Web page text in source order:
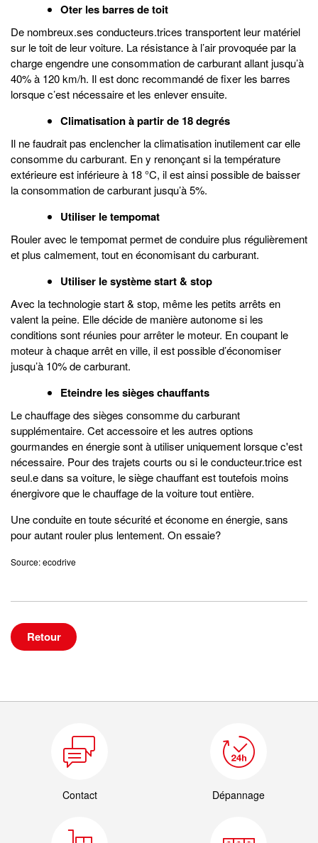
Oter les barres de toit
De nombreux.ses conducteurs.trices transportent leur matériel
sur le toit de leur voiture. La résistance à l’air provoquée par la
charge engendre une consommation de carburant allant jusqu’à
40% à 120 km/h. Il est donc recommandé de fixer les barres
lorsque c’est nécessaire et les enlever ensuite.
Climatisation à partir de 18 degrés
Il ne faudrait pas enclencher la climatisation inutilement car elle
consomme du carburant. En y renonçant si la température
extérieure est inférieure à 18 °C, il est ainsi possible de baisser
la consommation de carburant jusqu’à 5%.
Utiliser le tempomat
Rouler avec le tempomat permet de conduire plus régulièrement
et plus calmement, tout en économisant du carburant.
Utiliser le système start & stop
Avec la technologie start & stop, même les petits arrêts en
valent la peine. Elle décide de manière autonome si les
conditions sont réunies pour arrêter le moteur. En coupant le
moteur à chaque arrêt en ville, il est possible d’économiser
jusqu’à 10% de carburant.
Eteindre les sièges chauffants
Le chauffage des sièges consomme du carburant
supplémentaire. Cet accessoire et les autres options
gourmandes en énergie sont à utiliser uniquement lorsque c'est
nécessaire. Pour des trajets courts ou si le conducteur.trice est
seul.e dans sa voiture, le siège chauffant est toutefois moins
énergivore que le chauffage de la voiture tout entière.
Une conduite en toute sécurité et économe en énergie, sans
pour autant rouler plus lentement. On essaie?
Source: ecodrive
Retour
Contact Dépannage